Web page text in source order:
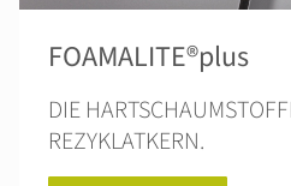
FOAMALITE®plus
DIE
REZYKLATKERN.